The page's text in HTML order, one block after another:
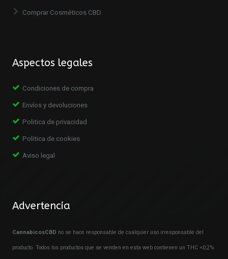
Comprar Cosméticos CBD
Aspectos legales
Condiciones de compra
Envíos y devoluciones
Politica de privacidad
Politica de cookies
Aviso legal
Advertencia
CannabicosCBD no se hace responsable de cualquier uso irresponsable del
producto. Todos los productos que se venden en esta web contienen un THC <0,2%